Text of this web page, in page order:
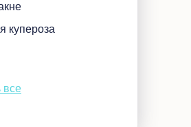
купероза
все